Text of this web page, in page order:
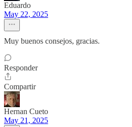
Eduardo
May 22, 2025
Muy buenos consejos, gracias.
Responder
Compartir
Hernan Cueto
May 21, 2025